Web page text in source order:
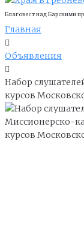
Благовест над Барскими
Главная
Объявления
Набор
курсов